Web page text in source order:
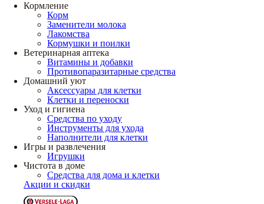
Кормление
Корм
Заменители молока
Лакомства
Кормушки и поилки
Ветеринарная аптека
Витамины и добавки
Противопаразитарные средства
Домашний уют
Аксессуары для клетки
Клетки и переноски
Уход и гигиена
Средства по уходу
Инструменты для ухода
Наполнители для клетки
Игры и развлечения
Игрушки
Чистота в доме
Средства для дома и клетки
Акции и скидки